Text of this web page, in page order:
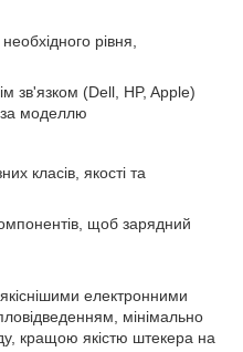
рівня,
зв'язком (Dell, HP, Apple)
за моделлю
класів, якості та
щоб зарядний
електронними
мінімально
кращою якістю штекера на